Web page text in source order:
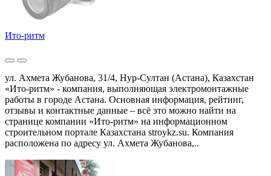
Ито-ритм
ул. Ахмета Жубанова, 31/4, Нур-Султан (Астана), Казахстан
«Ито-ритм» - компания, выполняющая электромонтажные
работы в городе Астана. Основная информация, рейтинг,
отзывы и контактные данные – всё это можно найти на
странице компании «Ито-ритм» на информационном
строительном портале Казахстана stroykz.su. Компания
расположена по адресу ул. Ахмета Жубанова,..